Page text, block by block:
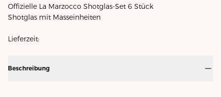
Offizielle La Marzocco Shotglas-Set 6 Stück
Shotglas mit Masseinheiten
Lieferzeit:
Beschreibung